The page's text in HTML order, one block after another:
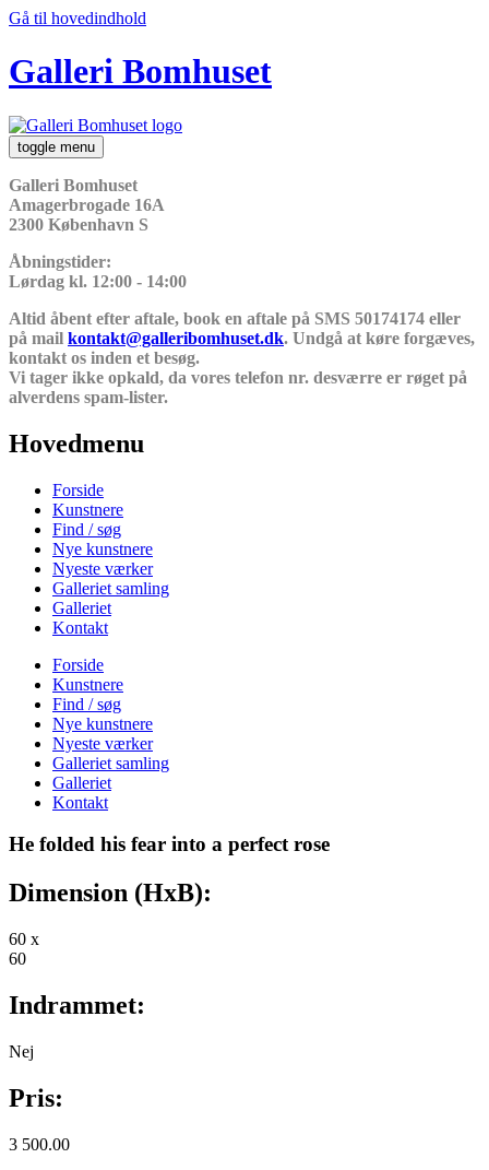
Gå til hovedindhold
Galleri Bomhuset
toggle menu
Galleri Bomhuset
Amagerbrogade 16A
2300 København S
Åbningstider:
Lørdag kl. 12:00 - 14:00
Altid åbent efter aftale, book en aftale på SMS 50174174 eller
på mail kontakt@galleribomhuset.dk. Undgå at køre forgæves,
kontakt os inden et besøg.
Vi tager ikke opkald, da vores telefon nr. desværre er røget på
alverdens spam-lister.
Hovedmenu
Forside
Kunstnere
Find / søg
Nye kunstnere
Nyeste værker
Galleriet samling
Galleriet
Kontakt
Forside
Kunstnere
Find / søg
Nye kunstnere
Nyeste værker
Galleriet samling
Galleriet
Kontakt
He folded his fear into a perfect rose
Dimension (HxB):
60 x
60
Indrammet:
Nej
Pris:
3 500.00